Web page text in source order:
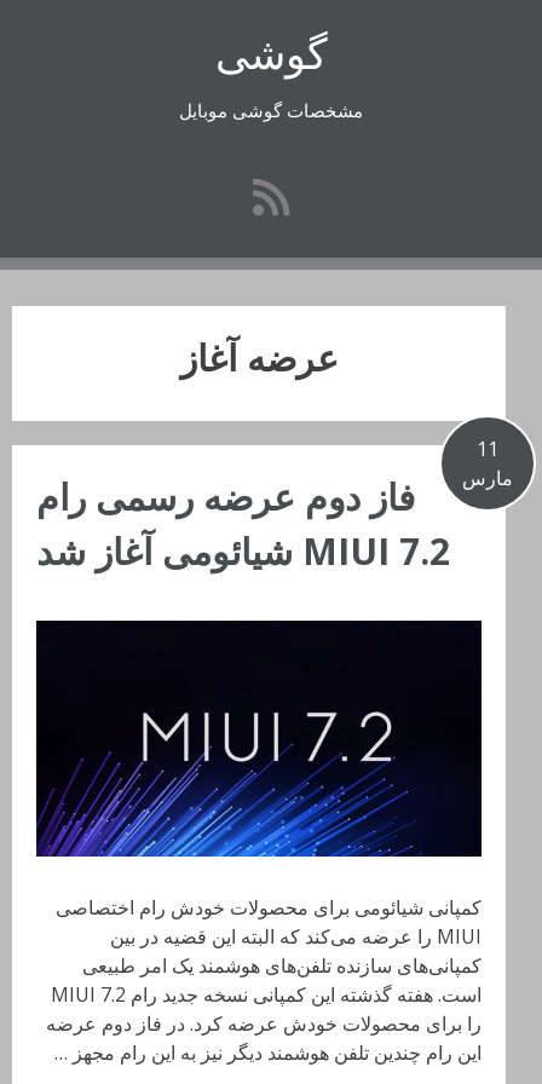
گوشی
مشخصات گوشی موبایل
عرضه آغاز
11
مارس
فاز دوم عرضه رسمی رام
MIUI 7.2 شیائومی آغاز شد
کمپانی شیائومی برای محصولات خودش رام اختصاصی
MIUI را عرضه می‌کند که البته این قضیه در بین
کمپانی‌های سازنده تلفن‌های هوشمند یک امر طبیعی
است. هفته گذشته این کمپانی نسخه جدید رام MIUI 7.2
را برای محصولات خودش عرضه کرد. در فاز دوم عرضه
این رام چندین تلفن هوشمند دیگر نیز به این رام مجهز …